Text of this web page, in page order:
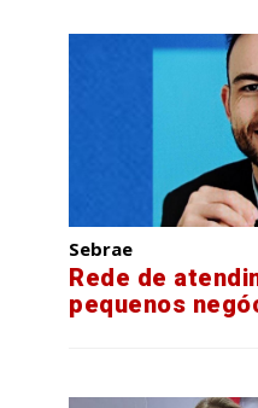
Sebrae
Rede de
pequenos